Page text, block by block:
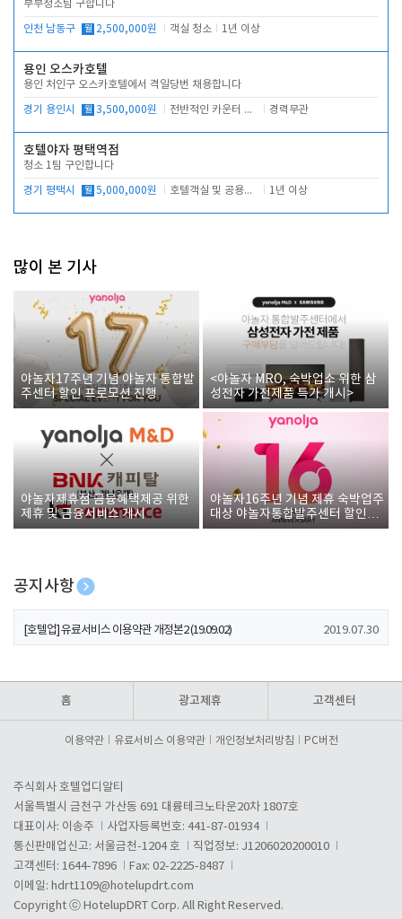
부부청소팀 구합니다
인천 남동구 월 2,500,000원 객실 청소 1년 이상
용인 오스카호텔
용인 처인구 오스카호텔에서 격일당번 채용합니다
경기 용인시 월 3,500,000원 전반적인 카운터 업무 경력무관
호텔야자 평택역점
청소 1팀 구인합니다
경기 평택시 월 5,000,000원 호텔객실 및 공용시설 청소 관리 1년 이상
많이 본 기사
야놀자17주년 기념 야놀자 통합발
주센터 할인 프로모션 진행
<야놀자 MRO, 숙박업소 위한 삼
성전자 가전제품 특가 개시>
야놀자제휴점 금융혜택제공 위한
제휴 및 금융서비스 게시
야놀자16주년 기념 제휴 숙박업주
대상 야놀자통합발주센터 할인쿠
폰 증정
공지사항
[호텔업] 개인정보 처리방침 개정본1 (19.09.02)
[호텔업] 유료서비스 이용약관 개정본2 (19.09.02) 2019.07.30
홈 광고제휴 고객센터
이용약관 유료서비스 이용약관 개인정보처리방침 PC버전
주식회사 호텔업디알티
서울특별시 금천구 가산동 691 대륭테크노타운20차 1807호
대표이사: 이송주
사업자등록번호: 441-87-01934
통신판매업신고: 서울금천-1204 호
직업정보: J1206020200010
고객센터: 1644-7896
Fax: 02-2225-8487
이메일: hdrt1109@hotelupdrt.com
Copyright ⓒ HotelupDRT Corp. All Right Reserved.